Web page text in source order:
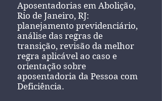
Aposentadorias em Abolição,
Rio de Janeiro, RJ:
planejamento previdenciário,
análise das regras de
transição, revisão da melhor
regra aplicável ao caso e
orientação sobre
aposentadoria da Pessoa com
Deficiência.